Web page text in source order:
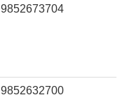
9852673704
9852632700